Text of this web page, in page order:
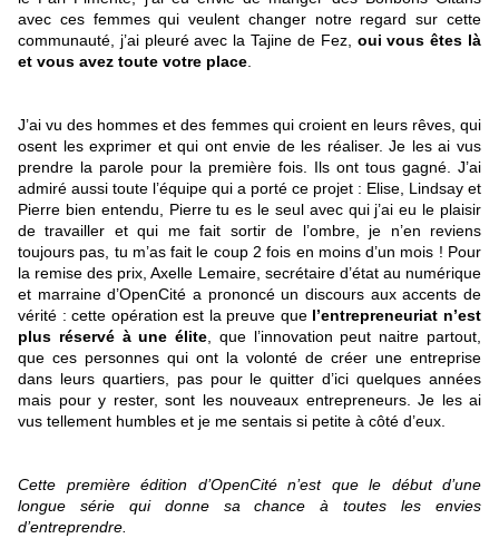
avec ces femmes qui veulent changer notre regard sur cette
communauté, j’ai pleuré avec la Tajine de Fez, oui vous êtes là
et vous avez toute votre place
J’ai vu des hommes et des femmes qui croient en leurs rêves, qui
osent les exprimer et qui ont envie de les réaliser. Je les ai vus
prendre la parole pour la première fois. Ils ont tous gagné. J’ai
admiré aussi toute l’équipe qui a porté ce projet : Elise, Lindsay et
Pierre bien entendu, Pierre tu es le seul avec qui j’ai eu le plaisir
de travailler et qui me fait sortir de l’ombre, je n’en reviens
toujours pas, tu m’as fait le coup 2 fois en moins d’un mois ! Pour
la remise des prix, Axelle Lemaire, secrétaire d’état au numérique
et marraine d’OpenCité a prononcé un discours aux accents de
vérité : cette opération est la preuve que l’entrepreneuriat n’est
plus réservé à une élite , que l’innovation peut naitre partout,
que ces personnes qui ont la volonté de créer une entreprise
dans leurs quartiers, pas pour le quitter d’ici quelques années
mais pour y rester, sont les nouveaux entrepreneurs. Je les ai
vus tellement humbles et je me sentais si petite à côté d’eux.
Cette première édition d’OpenCité n’est que le début d’une
longue série qui donne sa chance à toutes les envies
d’entreprendre.